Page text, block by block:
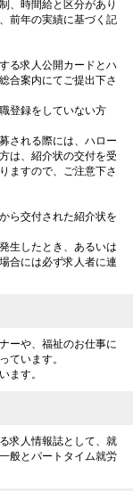
、時間給と区分があり
前年の実績に基づく記
る求人公開カードとハ
合案内にてご提出下さ
登録をしていない方
される際には、ハロー
は、紹介状の交付を受
ますので、ご注意下さ
ら交付された紹介状を
生したとき、あるいは
合には必ず求人者に連
ーや、福祉のお仕事に
ています。
ます。
求人情報誌として、就
般とパートタイム就労